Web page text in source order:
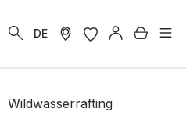
DE
Wildwasserrafting